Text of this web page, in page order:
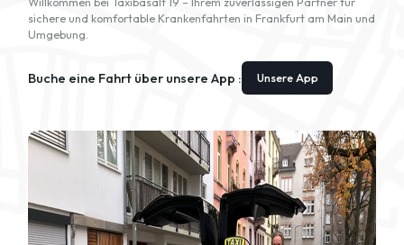
sichere und komfortable Krankenfahrten in Frankfurt am Main und
Umgebung.
Buche eine Fahrt über unsere App : Unsere App